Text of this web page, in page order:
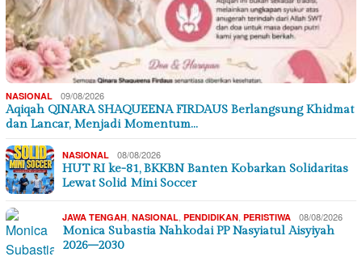
NASIONAL 09/08/2026
Aqiqah QINARA SHAQUEENA FIRDAUS Berlangsung Khidmat
dan Lancar, Menjadi Momentum…
NASIONAL 08/08/2026
HUT RI ke-81, BKKBN Banten Kobarkan Solidaritas
Lewat Solid Mini Soccer
JAWA TENGAH NASIONAL PENDIDIKAN PERISTIWA 08/08/2026
Monica Subastia Nahkodai PP Nasyiatul Aisyiyah
2026–2030